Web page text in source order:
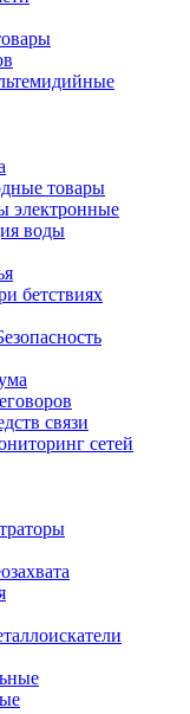
товары
электронные
воды
бетствиях
связи
сетей